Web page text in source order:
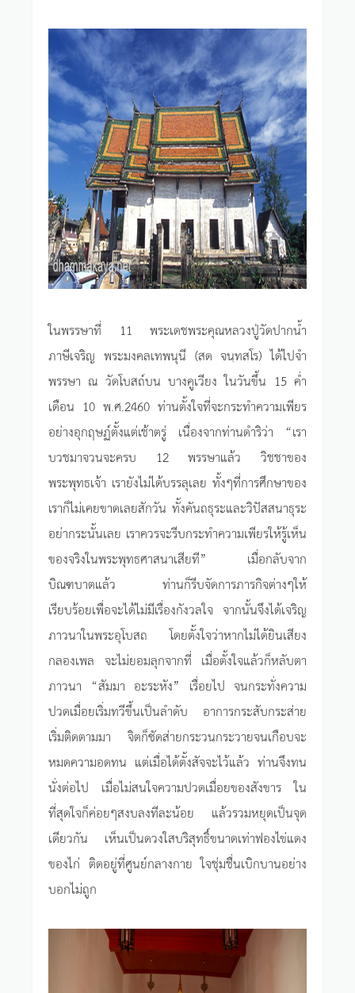
ในพรรษาที่ 11 พระเดชพระคุณหลวงปู่วัดปากน้ำ
ภาษีเจริญ พระมงคลเทพนุนี (สด จนฺทสโร) ได้ไปจำ
พรรษา ณ วัดโบสถ์บน บางคูเวียง ในวันขึ้น 15 ค่ำ
เดือน 10 พ.ศ.2460 ท่านตั้งใจที่จะกระทำความเพียร
อย่างอุกฤษฏ์ตั้งแต่เช้าตรู่ เนื่องจากท่านดำริว่า “เรา
บวชมาจวนจะครบ 12 พรรษาแล้ว วิชชาของ
พระพุทธเจ้า เรายังไม่ได้บรรลุเลย ทั้งๆที่การศึกษาของ
เราก็ไม่เคยขาดเลยสักวัน ทั้งคันถธุระและวิปัสสนาธุระ
อย่ากระนั้นเลย เราควรจะรีบกระทำความเพียรให้รู้เห็น
ของจริงในพระพุทธศาสนาเสียที” เมื่อกลับจาก
บิณฑบาตแล้ว ท่านก็รีบจัดการภารกิจต่างๆให้
เรียบร้อยเพื่อจะได้ไม่มีเรื่องกังวลใจ จากนั้นจึงได้เจริญ
ภาวนาในพระอุโบสถ โดยตั้งใจว่าหากไม่ได้ยินเสียง
กลองเพล จะไม่ยอมลุกจากที่ เมื่อตั้งใจแล้วก็หลับตา
ภาวนา “สัมมา อะระหัง” เรื่อยไป จนกระทั่งความ
ปวดเมื่อยเริ่มทวีขึ้นเป็นลำดับ อาการกระสับกระส่าย
เริ่มติดตามมา จิตก็ซัดส่ายกระวนกระวายจนเกือบจะ
หมดความอดทน แต่เมื่อได้ตั้งสัจจะไว้แล้ว ท่านจึงทน
นั่งต่อไป เมื่อไม่สนใจความปวดเมื่อยของสังขาร ใน
ที่สุดใจก็ค่อยๆสงบลงทีละน้อย แล้วรวมหยุดเป็นจุด
เดียวกัน เห็นเป็นดวงใสบริสุทธิ์ขนาดเท่าฟองไข่แดง
ของไก่ ติดอยู่ที่ศูนย์กลางกาย ใจชุ่มชื่นเบิกบานอย่าง
บอกไม่ถูก